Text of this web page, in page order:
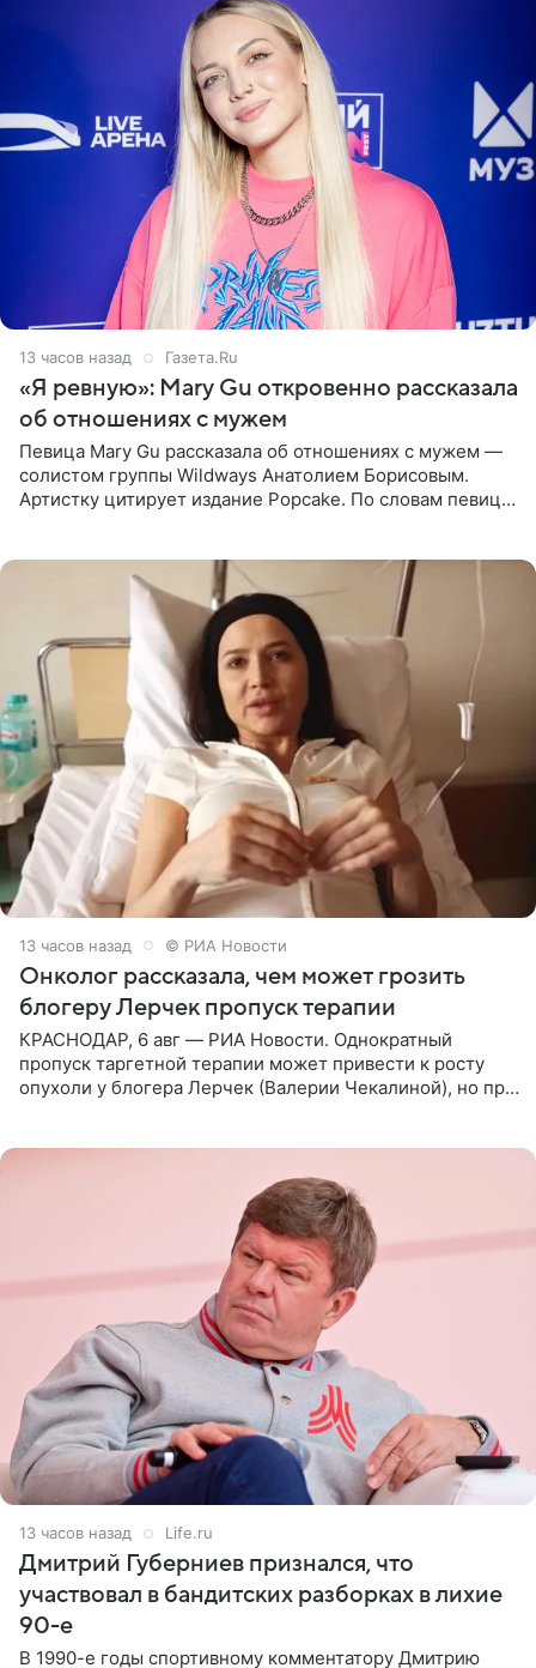
13 часов назад Газета.Ru
«Я ревную»: Mary Gu откровенно рассказала
об отношениях с мужем
Певица Mary Gu рассказала об отношениях с мужем —
солистом группы Wildways Анатолием Борисовым.
Артистку цитирует издание Popcake. По словам певицы,
13 часов назад © РИА Новости
Онколог рассказала, чем может грозить
блогеру Лерчек пропуск терапии
КРАСНОДАР, 6 авг — РИА Новости. Однократный
пропуск таргетной терапии может привести к росту
опухоли у блогера Лерчек (Валерии Чекалиной), но при
13 часов назад Life.ru
Дмитрий Губерниев признался, что
участвовал в бандитских разборках в лихие
90-е
В 1990-е годы спортивному комментатору Дмитрию